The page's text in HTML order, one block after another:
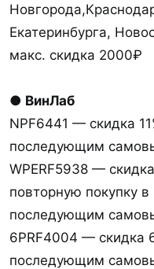
Екатеринбурга,
макс. скидка 2000₽
● ВинЛаб
NPF6441 — скидка
последующим
WPERF5938 —
повторную покупку
последующим
6PRF4004 — скидка
последующим